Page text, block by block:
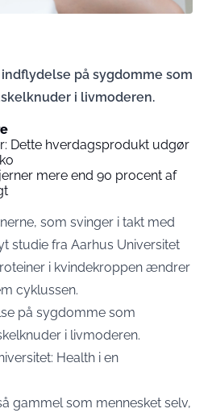
på sygdomme som
i livmoderen.
Dette hverdagsprodukt udgør
mere end 90 procent af
som svinger i takt med
studie fra Aarhus Universitet
i kvindekroppen ændrer
cyklussen.
på sygdomme som
i livmoderen.
Health i en
gammel som mennesket selv,